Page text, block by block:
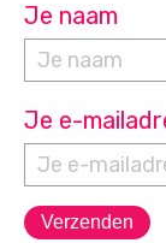
Je naam
Je e-